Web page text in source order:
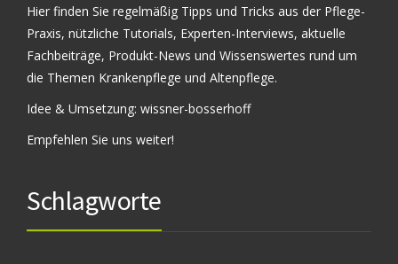
Hier finden Sie regelmäßig Tipps und Tricks aus der Pflege-
Praxis, nützliche Tutorials, Experten-Interviews, aktuelle
Fachbeiträge, Produkt-News und Wissenswertes rund um
die Themen Krankenpflege und Altenpflege.
Idee & Umsetzung: wissner-bosserhoff
Empfehlen Sie uns weiter!
Schlagworte